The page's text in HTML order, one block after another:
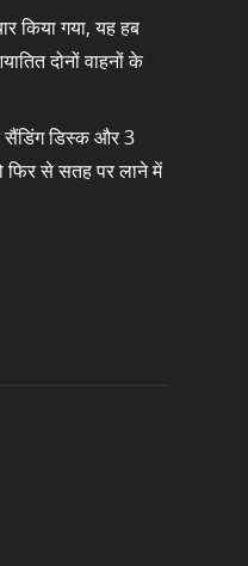
किया गया, यह हब
दोनों वाहनों के
सैंडिंग डिस्क और 3
फिर से सतह पर लाने में